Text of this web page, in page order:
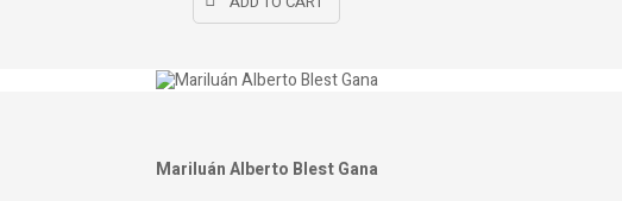
Mariluán Alberto Blest Gana